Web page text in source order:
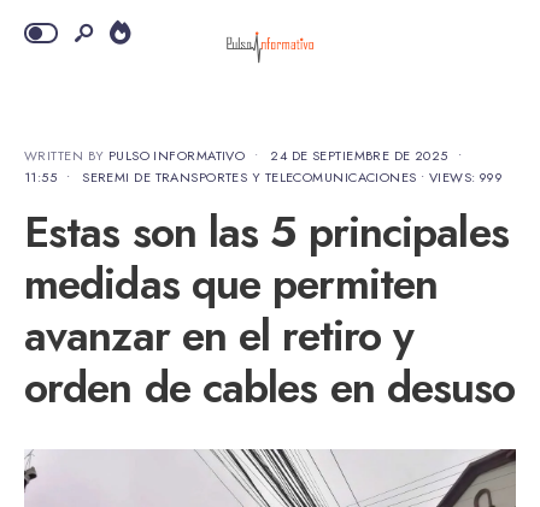
WRITTEN BY PULSO INFORMATIVO • 24 DE SEPTIEMBRE DE 2025
•
11:55 • SEREMI DE TRANSPORTES Y TELECOMUNICACIONES • VIEWS: 999
Estas son las 5 principales
medidas que permiten
avanzar en el retiro y
orden de cables en desuso